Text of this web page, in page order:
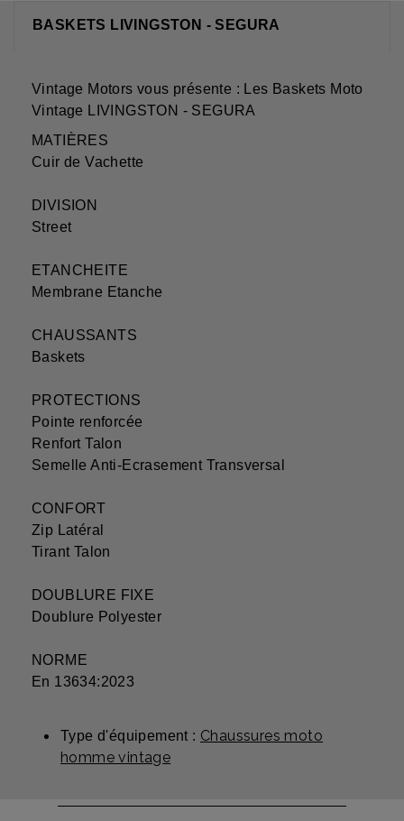
BASKETS LIVINGSTON - SEGURA
Vintage Motors vous présente : Les Baskets Moto
Vintage LIVINGSTON - SEGURA
MATIÈRES
Cuir de Vachette
DIVISION
Street
ETANCHEITE
Membrane Etanche
CHAUSSANTS
Baskets
PROTECTIONS
Pointe renforcée
Renfort Talon
Semelle Anti-Ecrasement Transversal
CONFORT
Zip Latéral
Tirant Talon
DOUBLURE FIXE
Doublure Polyester
NORME
En 13634:2023
Type d'équipement : Chaussures moto
homme vintage